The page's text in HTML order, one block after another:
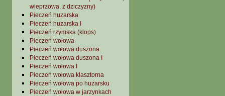
wieprzowa, z dziczyzny)
Pieczeń huzarska
Pieczeń huzarska I
Pieczeń rzymska (klops)
Pieczeń wołowa
Pieczeń wołowa duszona
Pieczeń wołowa duszona I
Pieczeń wołowa I
Pieczeń wołowa klasztorna
Pieczeń wołowa po huzarsku
Pieczeń wołowa w jarzynkach